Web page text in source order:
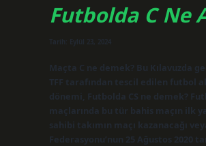
Futbolda C Ne
Tarih: Eylül 23, 2024
Maçta C ne demek? Bu Kılavuzda
TFF tarafından tescil edilen futbol
dönemi, Futbolda CS ne demek?
maçlarında bu tür bahis maçın ilk
sahibi takımın maçı kazanacağı
Federasyonu’nun 25 Ağustos 2020